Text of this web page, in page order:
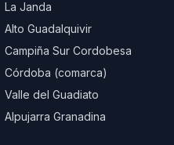
La Janda
Alto Guadalquivir
Campiña Sur Cordobesa
Córdoba (comarca)
Valle del Guadiato
Alpujarra Granadina